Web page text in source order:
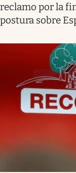
reclamo por la
postura sobre